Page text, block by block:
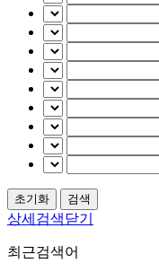
상세검색닫기
최근검색어